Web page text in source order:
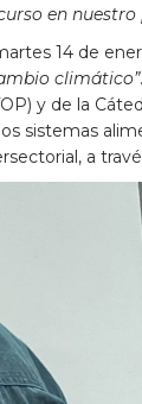
en
14 de
climático”
y de la
sistemas
a